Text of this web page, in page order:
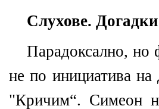
Слухове.
Парадоксално, но
не по инициатива
"Кричим“. Симеон